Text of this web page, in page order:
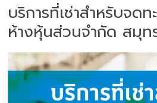
บริการที่เช่าสำหรับจด
ห้างหุ้นส่วนจำกัด สมุท